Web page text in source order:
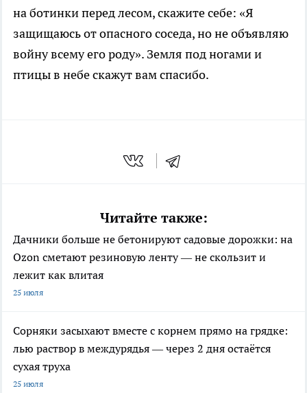
на ботинки перед лесом, скажите себе: «Я
защищаюсь от опасного соседа, но не объявляю
войну всему его роду». Земля под ногами и
птицы в небе скажут вам спасибо.
Читайте также:
Дачники больше не бетонируют садовые дорожки: на
Ozon сметают резиновую ленту — не скользит и
лежит как влитая
25 июля
Сорняки засыхают вместе с корнем прямо на грядке:
лью раствор в междурядья — через 2 дня остаётся
сухая труха
25 июля